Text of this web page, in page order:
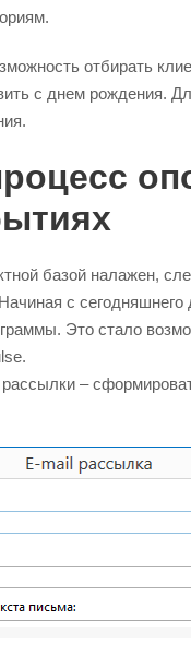
отбирать
с днем рождения.
базой налажен,
с
Это стало
–